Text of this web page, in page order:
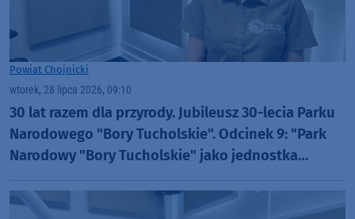
Powiat Chojnicki
wtorek, 28 lipca 2026, 09:10
30 lat razem dla przyrody. Jubileusz 30-lecia Parku
Narodowego "Bory Tucholskie". Odcinek 9: "Park
Narodowy "Bory Tucholskie" jako jednostka